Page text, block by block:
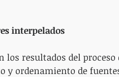
interpelados
los resultados del
y ordenamiento de